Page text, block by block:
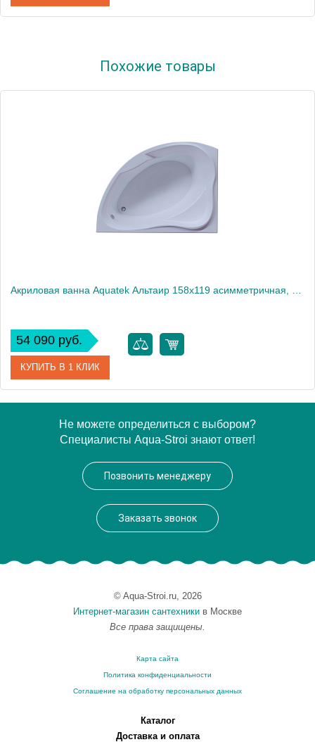
Высота, см 69
Похожие товары
54 090 руб.
КУПИТЬ В 1 КЛИК
ALT160-0000067
Производитель
Не можете определиться с выбором?
Специалисты Aqua-Stroi знают ответ!
Позвонить менеджеру
Заказать звонок
© Aqua-Stroi.ru, 2026
Интернет-магазин сантехники в Москве
Все права защищены.
Карта сайта
Политика конфиденциальности
Соглашение на обработку персональных данных
Каталог
Доставка и оплата